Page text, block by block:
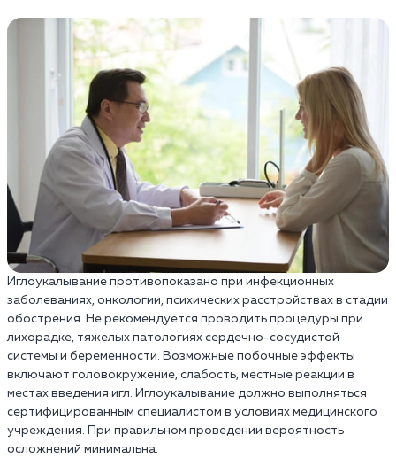
Иглоукалывание противопоказано при инфекционных
заболеваниях, онкологии, психических расстройствах в стадии
обострения. Не рекомендуется проводить процедуры при
лихорадке, тяжелых патологиях сердечно-сосудистой
системы и беременности. Возможные побочные эффекты
включают головокружение, слабость, местные реакции в
местах введения игл. Иглоукалывание должно выполняться
сертифицированным специалистом в условиях медицинского
учреждения. При правильном проведении вероятность
осложнений минимальна.